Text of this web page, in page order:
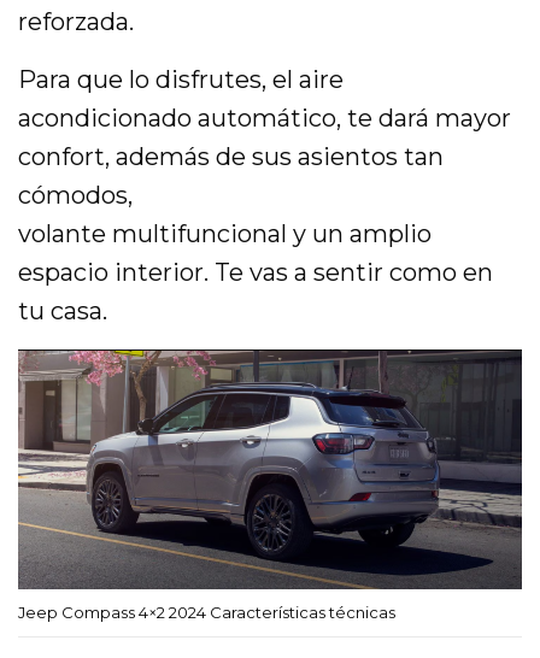
reforzada.
Para que lo disfrutes, el aire
acondicionado automático, te dará mayor
confort, además de sus asientos tan
cómodos,
volante multifuncional y un amplio
espacio interior. Te vas a sentir como en
tu casa.
Jeep Compass 4×2 2024 Características técnicas